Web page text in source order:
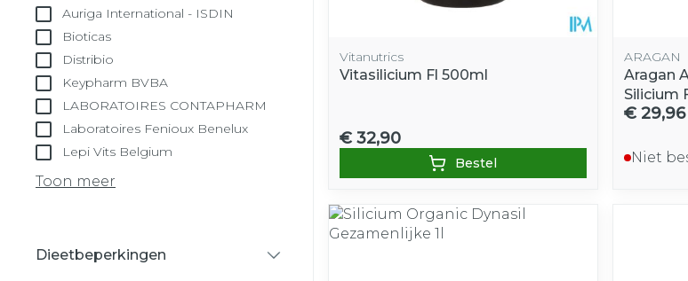
Auriga International - ISDIN
Bioticas
Distribio
Keypharm BVBA
LABORATOIRES CONTAPHARM
Laboratoires Fenioux Benelux
Lepi Vits Belgium
Toon meer
Dieetbeperkingen
Vitanutrics
Vitasilicium Fl 500ml
€ 32,90
Bestel
ARAGAN
Aragan
Silicium
€ 29,96
Niet